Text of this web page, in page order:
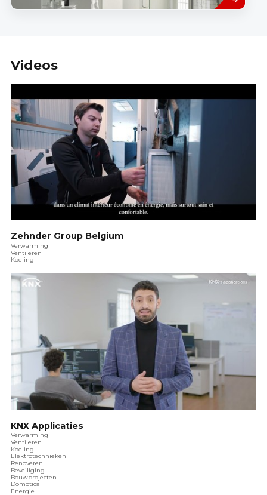
Videos
Zehnder Group Belgium
Verwarming
Ventileren
Koeling
KNX Applicaties
Verwarming
Ventileren
Koeling
Elektrotechnieken
Renoveren
Beveiliging
Bouwprojecten
Domotica
Energie